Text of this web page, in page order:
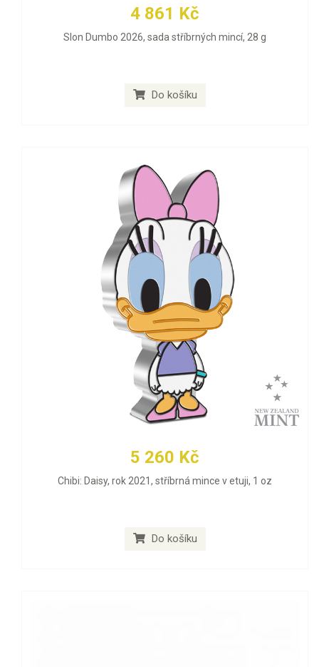
4 861 Kč
Slon Dumbo 2026, sada stříbrných mincí, 28 g
Do košíku
5 260 Kč
Chibi: Daisy, rok 2021, stříbrná mince v etuji, 1 oz
Do košíku